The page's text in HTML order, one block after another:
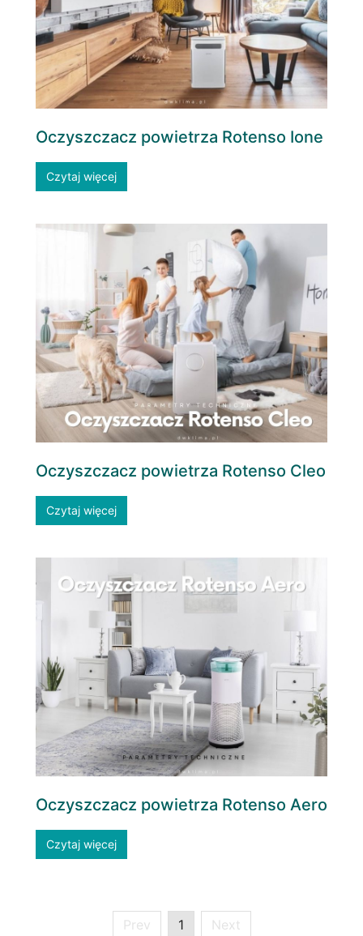
Oczyszczacz powietrza Rotenso Ione
Czytaj więcej
Oczyszczacz powietrza Rotenso Cleo
Czytaj więcej
Oczyszczacz powietrza Rotenso Aero
Czytaj więcej
Prev 1 Next